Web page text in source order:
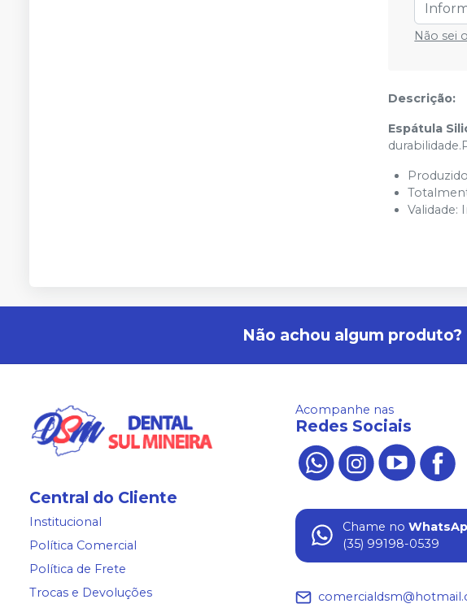
Não sei
Descrição:
Espátula
Validade:
Não achou algum produto?
Central do Cliente
Institucional
Política Comercial
Política de Frete
Trocas e Devoluções
Acompanhe nas
Redes Sociais
Chame no
(35) 99198-0539